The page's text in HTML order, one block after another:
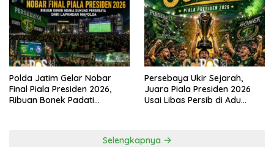
Polda Jatim Gelar Nobar
Final Piala Presiden 2026,
Ribuan Bonek Padati
Persebaya Ukir Sejarah,
Juara Piala Presiden 2026
Usai Libas Persib di Adu
Selengkapnya